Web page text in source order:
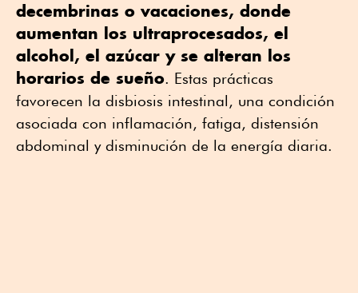
decembrinas o vacaciones, donde
aumentan los ultraprocesados, el
alcohol, el azúcar y se alteran los
horarios de sueño. Estas prácticas
favorecen la disbiosis intestinal, una condición
asociada con inflamación, fatiga, distensión
abdominal y disminución de la energía diaria.